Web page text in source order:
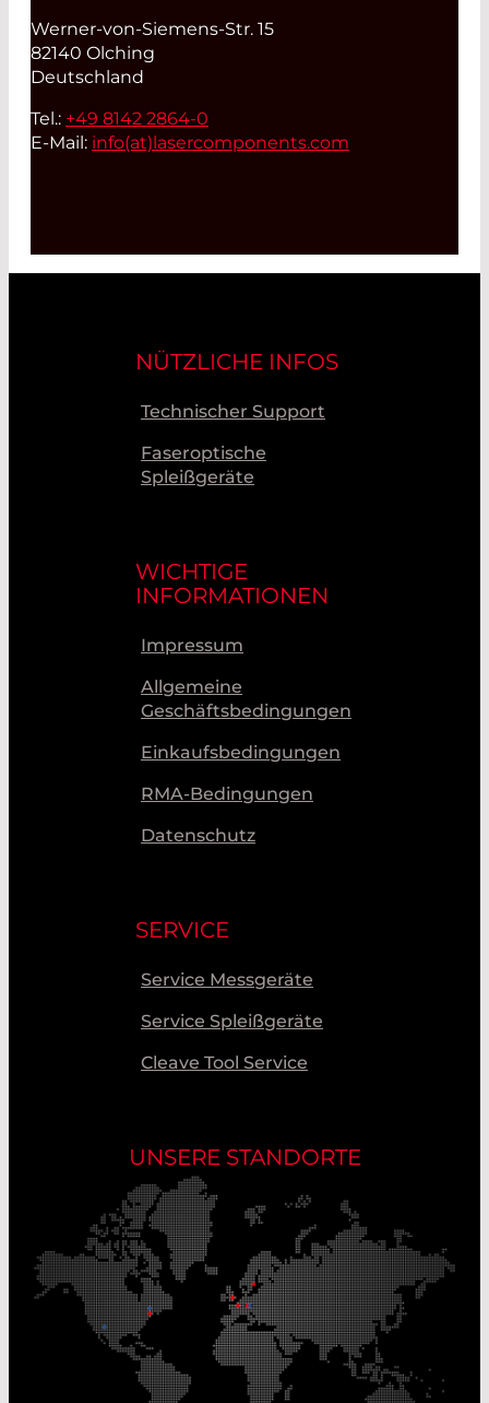
Werner-von-Siemens-Str. 15
82140 Olching
Deutschland
Tel.: +49 8142 2864-0
E-Mail: info(at) lasercomponents.com
NÜTZLICHE INFOS
Technischer Support
Faseroptische
Spleißgeräte
WICHTIGE
INFORMATIONEN
Impressum
Allgemeine
Geschäftsbedingungen
Einkaufsbedingungen
RMA-Bedingungen
Datenschutz
SERVICE
Service Messgeräte
Service Spleißgeräte
Cleave Tool Service
UNSERE STANDORTE